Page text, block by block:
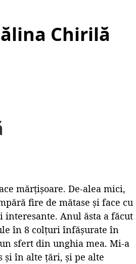
Chirilă
mărțișoare. De-alea mici,
fire de mătase și face cu
interesante. Anul ăsta a făcut
în 8 colțuri înfășurate în
sfert din unghia mea. Mi-a
în alte țări, și pe alte